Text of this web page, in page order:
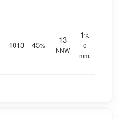
1013 45%
13
NNW
1%
0
mm.